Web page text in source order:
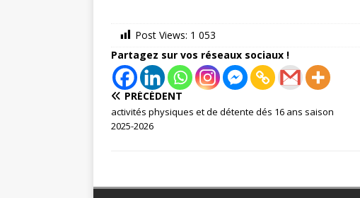
Post Views: 1 053
Partagez sur vos réseaux sociaux !
PRÉCÉDENT
activités physiques et de détente dés 16 ans saison
2025-2026